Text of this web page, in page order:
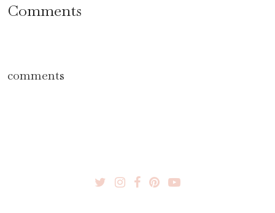
Comments
comments